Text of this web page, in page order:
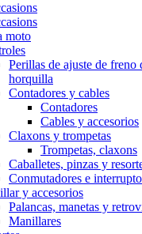
moto
Perillas de ajuste de freno
horquilla
Contadores y cables
Contadores
Cables y accesorios
Claxons y trompetas
Trompetas, claxons
Caballetes, pinzas y
Conmutadores e
y accesorios
Palancas, manetas y
Manillares